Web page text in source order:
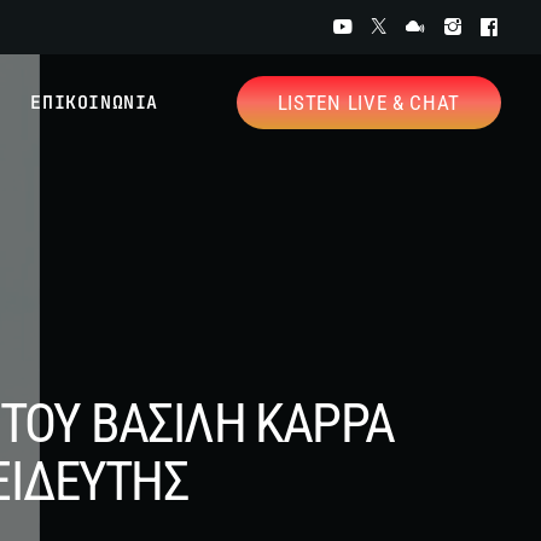
ΕΠΙΚΟΙΝΩΝΙΑ LISTEN LIVE & CHAT
ΒΑΣΙΛΗ ΚΑΡΡΑ